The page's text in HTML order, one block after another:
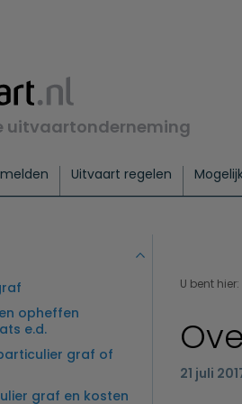
uitvaartonderneming
Uitvaart regelen
Begrafenis Basis
opheffen
e.d.
graf of
graf en kosten
U bent hier:
21 juli